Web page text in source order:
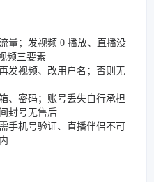
量；发视频 0 播放、直播没
频三要素
发视频、改用户名；否则无
、密码；账号丢失自行承担
封号无售后
手机号验证、直播伴侣不可